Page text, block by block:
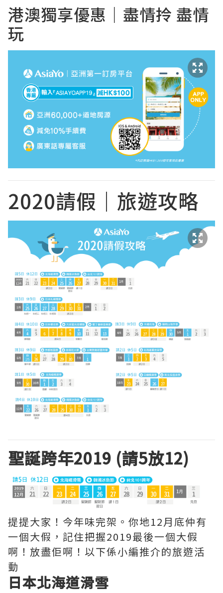
港澳獨享優惠｜盡情拎 盡情
玩
2020請假｜旅遊攻略
聖誕跨年2019 (請5放12)
提提大家！今年味完架。你地12月底仲有
一個大假，記住把握2019最後一個大假
啊！放盡佢啊！以下係小編推介的旅遊活
動
日本北海道滑雪